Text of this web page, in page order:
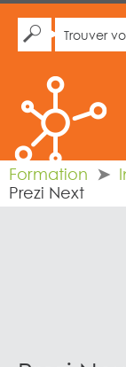
Formation
Prezi Next